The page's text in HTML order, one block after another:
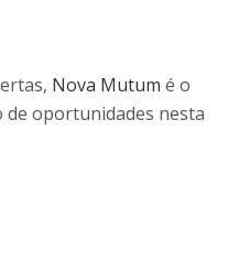
Nova Mutum é o
oportunidades nesta